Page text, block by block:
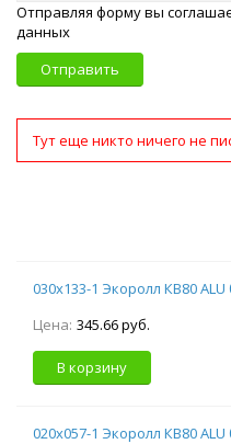
Отправляя форму вы
данных
Отправить
Тут еще никто ничего не
030х133-1 Экоролл КВ80
Цена: 345.66 руб.
В корзину
020х057-1 Экоролл КВ80